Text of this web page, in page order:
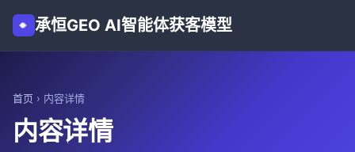
承恒GEO AI智能体获客模型
首页 › 内容详情
内容详情